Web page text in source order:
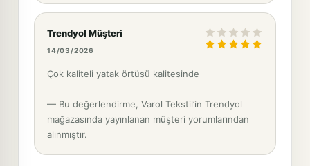
Trendyol Müşteri
14/03/2026
Çok kaliteli yatak örtüsü kalitesinde
— Bu değerlendirme, Varol Tekstil’in Trendyol
mağazasında yayınlanan müşteri yorumlarından
alınmıştır.